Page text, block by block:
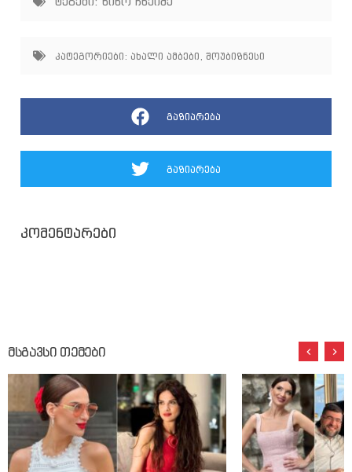
კატეგორიები: ახალი ამბები შოუბიზნესი
გაზიარება
გაზიარება
კომენტარები
მსგავსი თემები